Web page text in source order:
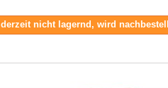
derzeit nicht lagernd, wird